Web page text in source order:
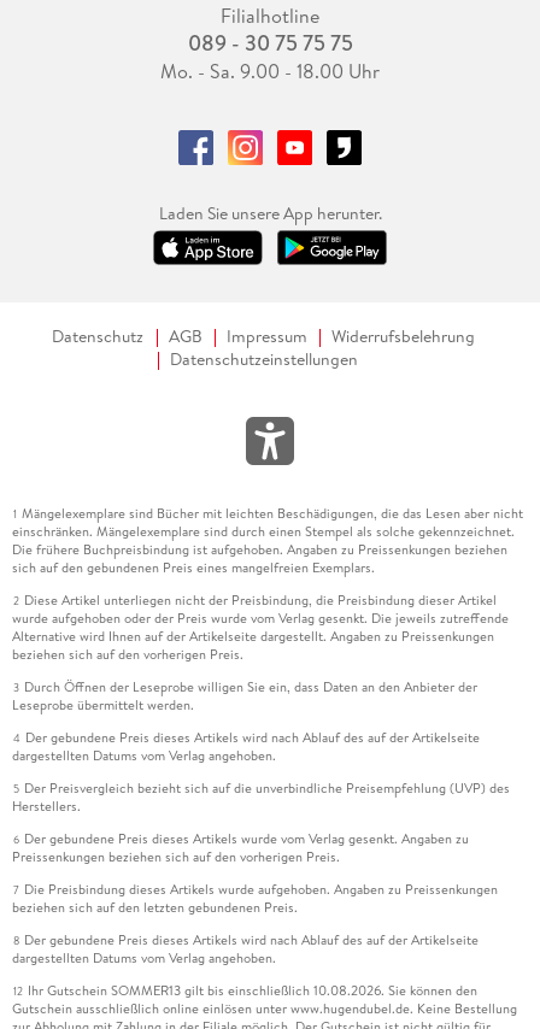
Filialhotline
089 - 30 75 75 75
Mo. - Sa. 9.00 - 18.00 Uhr
Laden Sie unsere App herunter.
Datenschutz AGB Impressum
Widerrufsbelehrung
Datenschutzeinstellungen
1 Mängelexemplare sind Bücher mit leichten Beschädigungen, die das Lesen aber nicht
einschränken. Mängelexemplare sind durch einen Stempel als solche gekennzeichnet.
Die frühere Buchpreisbindung ist aufgehoben. Angaben zu Preissenkungen beziehen
sich auf den gebundenen Preis eines mangelfreien Exemplars.
2 Diese Artikel unterliegen nicht der Preisbindung, die Preisbindung dieser Artikel
wurde aufgehoben oder der Preis wurde vom Verlag gesenkt. Die jeweils zutreffende
Alternative wird Ihnen auf der Artikelseite dargestellt. Angaben zu Preissenkungen
beziehen sich auf den vorherigen Preis.
3 Durch Öffnen der Leseprobe willigen Sie ein, dass Daten an den Anbieter der
Leseprobe übermittelt werden.
4 Der gebundene Preis dieses Artikels wird nach Ablauf des auf der Artikelseite
dargestellten Datums vom Verlag angehoben.
5 Der Preisvergleich bezieht sich auf die unverbindliche Preisempfehlung (UVP) des
Herstellers.
6 Der gebundene Preis dieses Artikels wurde vom Verlag gesenkt. Angaben zu
Preissenkungen beziehen sich auf den vorherigen Preis.
7 Die Preisbindung dieses Artikels wurde aufgehoben. Angaben zu Preissenkungen
beziehen sich auf den letzten gebundenen Preis.
8 Der gebundene Preis dieses Artikels wird nach Ablauf des auf der Artikelseite
dargestellten Datums vom Verlag angehoben.
12 Ihr Gutschein SOMMER13 gilt bis einschließlich 10.08.2026. Sie können den
Gutschein ausschließlich online einlösen unter www.hugendubel.de. Keine Bestellung